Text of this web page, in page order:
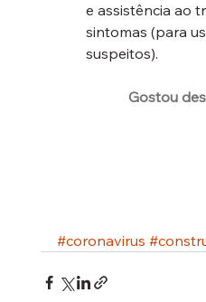
e assistência ao
sintomas (para
suspeitos).
Gostou
#coronavirus